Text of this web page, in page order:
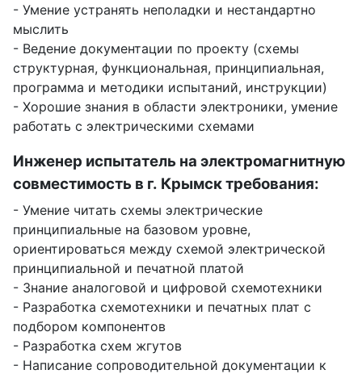
- Умение устранять неполадки и нестандартно
мыслить
- Ведение документации по проекту (схемы
структурная, функциональная, принципиальная,
программа и методики испытаний, инструкции)
- Хорошие знания в области электроники, умение
работать с электрическими схемами
Инженер испытатель на электромагнитную
совместимость в г. Крымск требования:
- Умение читать схемы электрические
принципиальные на базовом уровне,
ориентироваться между схемой электрической
принципиальной и печатной платой
- Знание аналоговой и цифровой схемотехники
- Разработка схемотехники и печатных плат с
подбором компонентов
- Разработка схем жгутов
- Написание сопроводительной документации к